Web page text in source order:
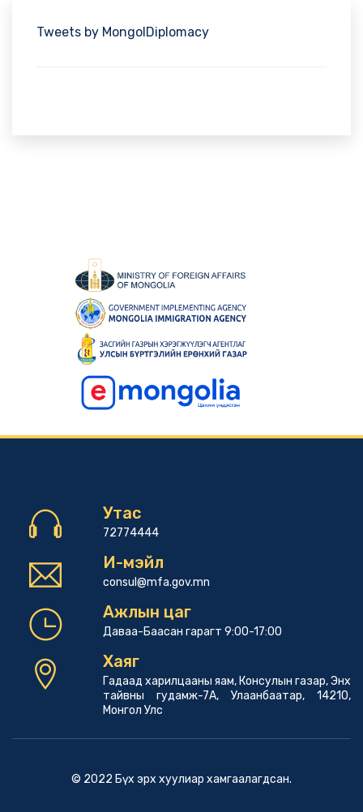
Tweets by MongolDiplomacy
Утас
72774444
И-мэйл
consul@mfa.gov.mn
Ажлын цаг
Даваа-Баасан гарагт 9:00-17:00
Хаяг
Гадаад харилцааны яам, Консулын газар, Энх
тайвны гудамж-7А, Улаанбаатар, 14210,
Монгол Улс
© 2022 Бүх эрх хуулиар хамгаалагдсан.